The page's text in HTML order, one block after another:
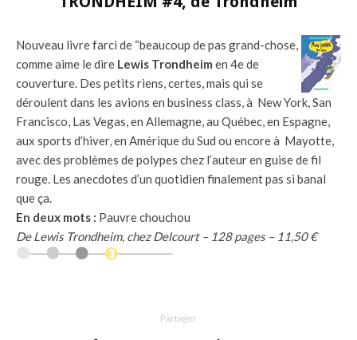
Nouveau livre farci de “beaucoup de pas grand-chose,
comme aime le dire Lewis Trondheim en 4e de
couverture. Des petits riens, certes, mais qui se
déroulent dans les avions en business class, à New York, San
Francisco, Las Vegas, en Allemagne, au Québec, en Espagne,
aux sports d’hiver, en Amérique du Sud ou encore à Mayotte,
avec des problèmes de polypes chez l’auteur en guise de fil
rouge. Les anecdotes d’un quotidien finalement pas si banal
que ça.
En deux mots : Pauvre chouchou
De Lewis Trondheim, chez Delcourt – 128 pages – 11,50 €
Partager